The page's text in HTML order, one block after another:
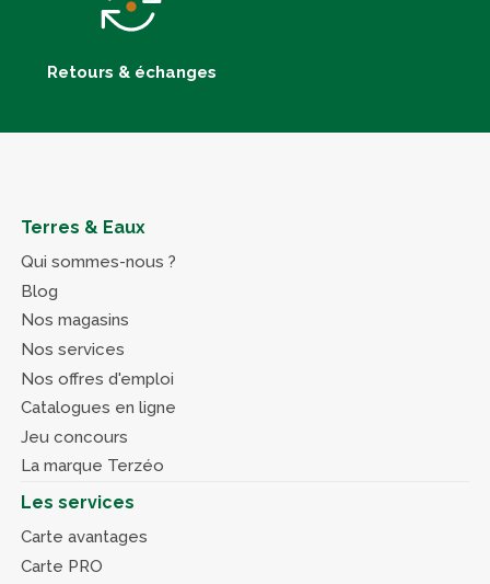
Retours & échanges
Terres & Eaux
Qui sommes-nous ?
Blog
Nos magasins
Nos services
Nos offres d'emploi
Catalogues en ligne
Jeu concours
La marque Terzéo
Les services
Carte avantages
Carte PRO